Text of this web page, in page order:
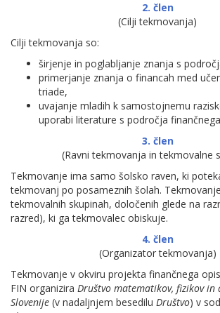
2. člen
(Cilji tekmovanja)
Cilji tekmovanja so:
širjenje in poglabljanje znanja s
primerjanje znanja o financah med
triade,
uvajanje mladih k samostojnemu
uporabi literature s področja
3. člen
(Ravni tekmovanja in tekmovalne
Tekmovanje ima samo šolsko raven, ki
tekmovanj po posameznih šolah.
tekmovalnih skupinah, določenih glede na
razred), ki ga tekmovalec obiskuje.
4. člen
(Organizator tekmovanja)
Tekmovanje v okviru projekta finančnega
FIN organizira Društvo matematikov, fizikov in
Slovenije (v nadaljnjem besedilu Društvo) v